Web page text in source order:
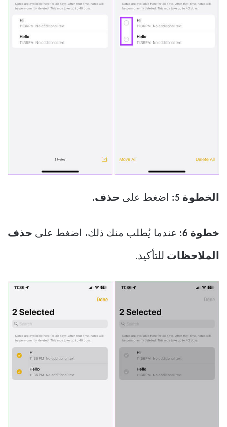
الخطوة 5: اضغط على حذف.
خطوة 6: عندما يُطلب منك ذلك، اضغط على حذف
الملاحظات للتأكيد.